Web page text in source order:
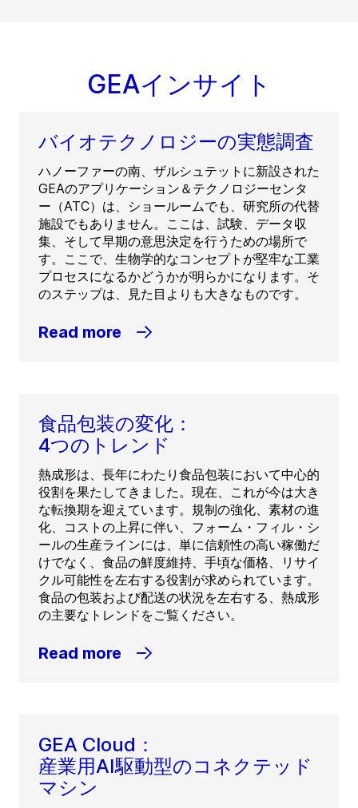
GEAインサイト
バイオテクノロジーの実態調査
ハノーファーの南、ザルシュテットに新設された
GEAのアプリケーション＆テクノロジーセンタ
ー（ATC）は、ショールームでも、研究所の代替
施設でもありません。ここは、試験、データ収
集、そして早期の意思決定を行うための場所で
す。ここで、生物学的なコンセプトが堅牢な工業
プロセスになるかどうかが明らかになります。そ
のステップは、見た目よりも大きなものです。
Read more
食品包装の変化：
4つのトレンド
熱成形は、長年にわたり食品包装において中心的
役割を果たしてきました。現在、これが今は大き
な転換期を迎えています。規制の強化、素材の進
化、コストの上昇に伴い、フォーム・フィル・シ
ールの生産ラインには、単に信頼性の高い稼働だ
けでなく、食品の鮮度維持、手頃な価格、リサイ
クル可能性を左右する役割が求められています。
食品の包装および配送の状況を左右する、熱成形
の主要なトレンドをご覧ください。
Read more
GEA Cloud：
産業用AI駆動型のコネクテッド
マシン